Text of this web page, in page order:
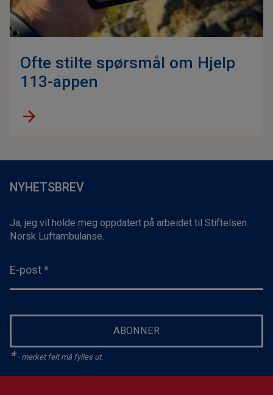
Ofte stilte spørsmål om Hjelp
113-appen
NYHETSBREV
Ja, jeg vil holde meg oppdatert på arbeidet til Stiftelsen
Norsk Luftambulanse.
E-post *
ABONNER
*- merket felt må fylles ut.